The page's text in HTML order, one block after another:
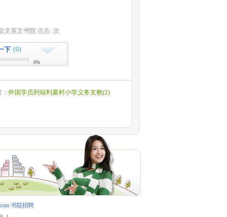
文英文书院 点击: 次
下 (0)
0%
外国学员到福利夏村小学义务支教(2)
书院招聘